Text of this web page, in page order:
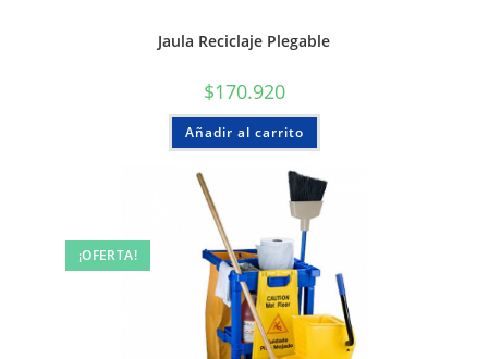
Jaula Reciclaje Plegable
$170.920
Añadir al carrito
¡OFERTA!